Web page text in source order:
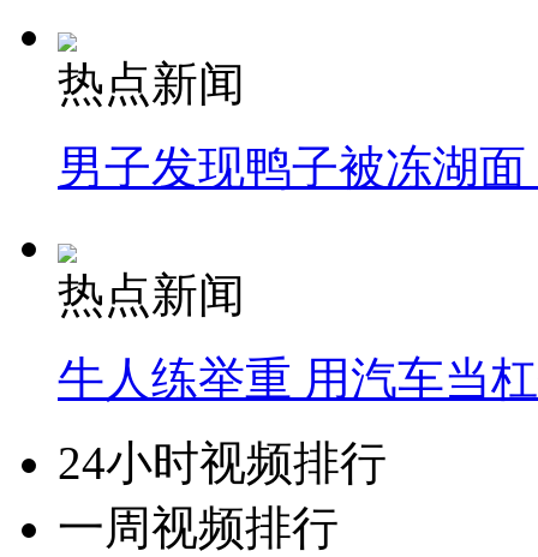
热点新闻
男子发现鸭子被冻湖
热点新闻
牛人练举重 用汽车当
24小时视频排行
一周视频排行